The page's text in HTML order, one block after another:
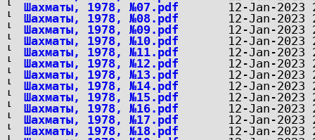
Шахматы, 1978, №07.pdf
Шахматы, 1978, №08.pdf
Шахматы, 1978, №09.pdf
Шахматы, 1978, №10.pdf
Шахматы, 1978, №11.pdf
Шахматы, 1978, №12.pdf
Шахматы, 1978, №13.pdf
Шахматы, 1978, №14.pdf
Шахматы, 1978, №15.pdf
Шахматы, 1978, №16.pdf
Шахматы, 1978, №17.pdf
Шахматы, 1978, №18.pdf